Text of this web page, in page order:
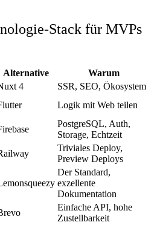
Stack für MVPs
Alternative
Warum
4
SSR, SEO, Ökosystem
Logik mit Web teilen
PostgreSQL, Auth,
Storage, Echtzeit
Triviales Deploy,
Preview Deploys
Der Standard,
exzellente
Dokumentation
Einfache API, hohe
Zustellbarkeit